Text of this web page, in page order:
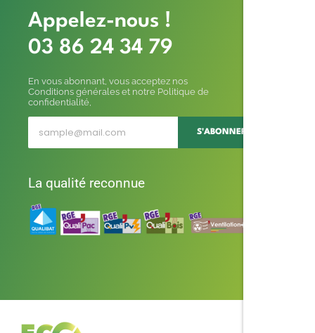
Appelez-nous !
03 86 24 34 79
En vous abonnant, vous acceptez nos
Conditions générales et notre Politique de
confidentialité,
S'ABONNER
La qualité reconnue